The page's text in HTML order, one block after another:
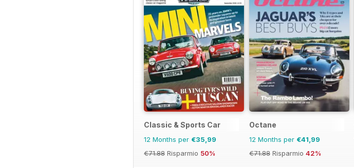
Classic & Sports Car
12 Months per €35,99
€71.88 Risparmio 50%
Octane
12 Months per €41,99
€71.88 Risparmio 42%